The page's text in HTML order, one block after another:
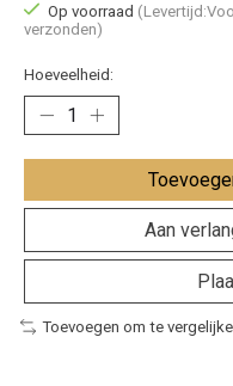
Op voorraad
verzonden)
Hoeveelheid:
Aan
Toevoegen om te